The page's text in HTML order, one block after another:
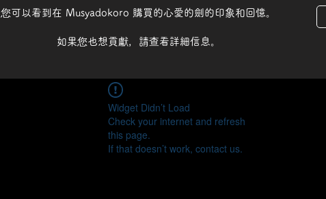
您可以看到在 Musyadokoro 購買的心愛的劍的印象和回憶。
如果您也想貢獻，請查看詳細信息。
Widget Didn’t Load
Check your internet and refresh
this page.
If that doesn’t work, contact us.